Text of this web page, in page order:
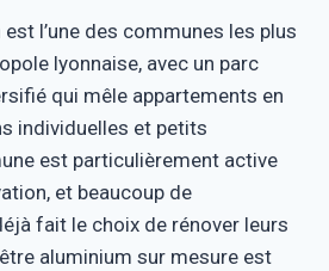
l’une des communes les plus
lyonnaise, avec un parc
qui mêle appartements en
individuelles et petits
est particulièrement active
et beaucoup de
fait le choix de rénover leurs
aluminium sur mesure est